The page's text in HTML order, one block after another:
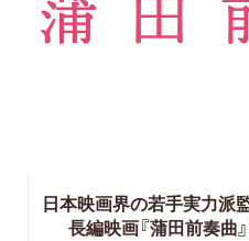
日本映画界の若手実力派
長編映画『蒲田前奏曲